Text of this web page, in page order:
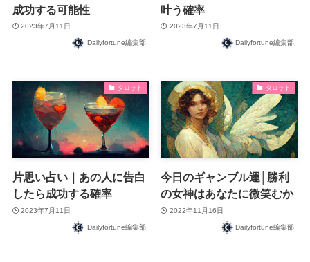
成功する可能性
2023年7月11日
Dailyfortune編集部
叶う確率
2023年7月11日
Dailyfortune編集部
タロット
片思い占い｜あの人に告白
したら成功する確率
2023年7月11日
Dailyfortune編集部
タロット
今日のギャンブル運│勝利
の女神はあなたに微笑むか
2022年11月16日
Dailyfortune編集部